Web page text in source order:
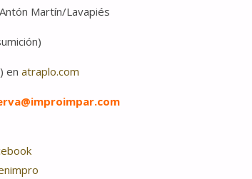
Martín/Lavapiés
en atraplo.com